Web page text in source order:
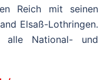
Reich mit seinen
Elsaß-Lothringen.
alle National- und